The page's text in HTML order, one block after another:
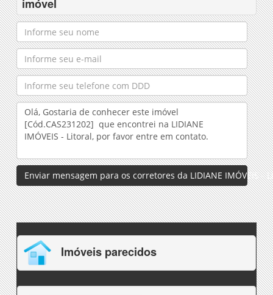
imóvel
Enviar mensagem para os corretores da LIDIANE IMÓVEIS -
Imóveis parecidos